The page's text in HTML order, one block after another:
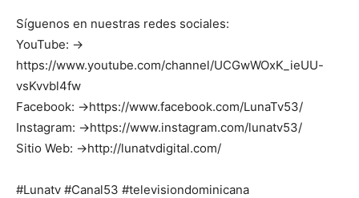
Síguenos en nuestras redes sociales:
YouTube: →
https://www.youtube.com/channel/UCGwWOxK_ieUU-
vsKvvbl4fw
Facebook: →https://www.facebook.com/LunaTv53/
Instagram: →https://www.instagram.com/lunatv53/
Sitio Web: →http://lunatvdigital.com/
#Lunatv #Canal53 #televisiondominicana